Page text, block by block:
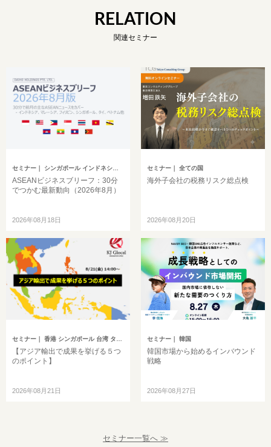
RELATION
関連セミナー
セミナー ｜ シンガポール インドネシア ベトナム タイ フィリピン マレーシア ミャンマー カンボジア その他アジア
ASEANビジネスブリーフ：30分
でつかむ最新動向（2026年8月）
2026年08月18日
セミナー｜ 全ての国
海外子会社の税務リスク総点検
2026年08月20日
セミナー ｜ 香港 シンガポール 台湾 タイ マレーシア
【アジア輸出で成果を挙げる５つ
のポイント】
2026年08月21日
セミナー｜ 韓国
韓国市場から始めるインバウンド
戦略
2026年08月27日
セミナー一覧へ ≫